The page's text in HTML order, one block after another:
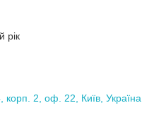
рік
корп. 2, оф. 22, Київ, Україна